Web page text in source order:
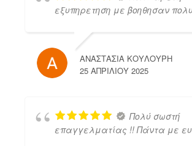
εξυπηρετηση με βοηθησαν
ΑΝΑΣΤΑΣΙΑ ΚΟΥΛΟΥΡΗ
25 ΑΠΡΙΛΊΟΥ 2025
Πολύ σωστή
επαγγελματίας !! Πάντα με